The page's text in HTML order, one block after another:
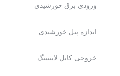
ورودی برق خورشیدی
اندازه پنل خورشیدی
خروجی کابل لایتنینگ